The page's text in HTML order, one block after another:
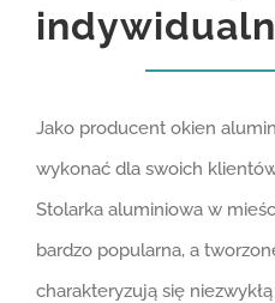
Jako producent okien
wykonać dla swoich
Stolarka aluminiowa w
bardzo popularna, a
charakteryzują się niezwykłą